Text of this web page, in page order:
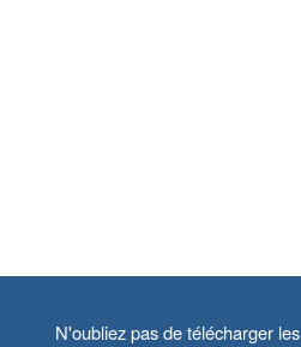
N'oubliez pas de télécharger les